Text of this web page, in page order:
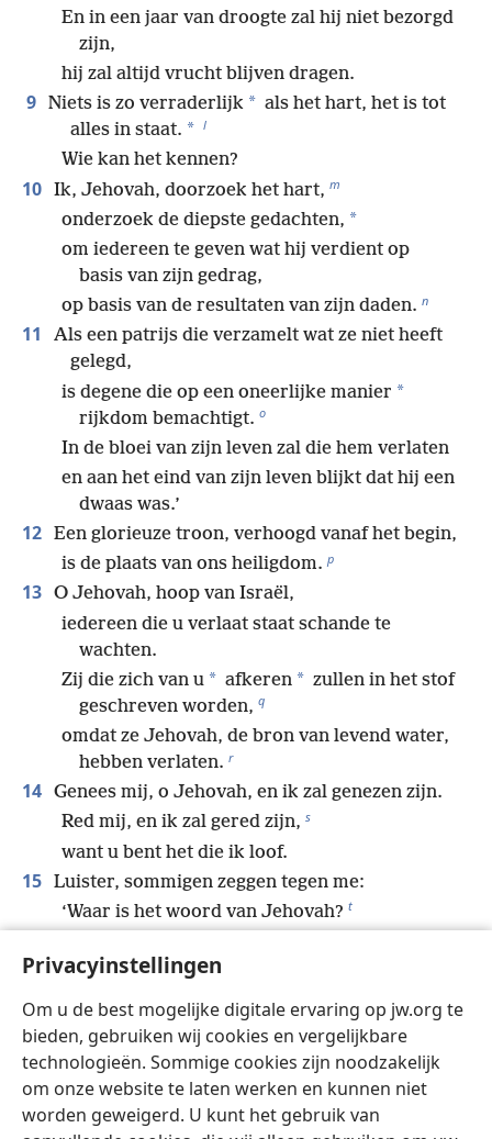
Privacyinstellingen
Om u de best mogelijke digitale ervaring op jw.org te
bieden, gebruiken wij cookies en vergelijkbare
technologieën. Sommige cookies zijn noodzakelijk
om onze website te laten werken en kunnen niet
worden geweigerd. U kunt het gebruik van
En in een jaar van droogte zal hij niet bezorgd
zijn,
hij zal altijd vrucht blijven dragen.
9 Niets is zo verraderlijk * als het hart, het is tot
alles in staat. * l
Wie kan het kennen?
10 Ik, Jehovah, doorzoek het hart, m
onderzoek de diepste gedachten, *
om iedereen te geven wat hij verdient op
basis van zijn gedrag,
op basis van de resultaten van zijn daden. n
11
Als een patrijs die verzamelt wat ze niet heeft
gelegd,
is degene die op een oneerlijke manier *
rijkdom bemachtigt. o
In de bloei van zijn leven zal die hem verlaten
en aan het eind van zijn leven blijkt dat hij een
dwaas was.’
12 Een glorieuze troon, verhoogd vanaf het begin,
is de plaats van ons heiligdom. p
13 O Jehovah, hoop van Israël,
iedereen die u verlaat staat schande te
wachten.
Zij die zich van u * afkeren * zullen in het stof
geschreven worden, q
omdat ze Jehovah, de bron van levend water,
hebben verlaten. r
14 Genees mij, o Jehovah, en ik zal genezen zijn.
Red mij, en ik zal gered zijn, s
want u bent het die ik loof.
15 Luister, sommigen zeggen tegen me:
‘Waar is het woord van Jehovah? t
16 Maar ik, ik ben er niet voor weggelopen u als
herder te volgen
en ik verlangde niet naar de dag van ellende.
U bent goed bekend met alles wat over mijn
lippen is gekomen,
want het is allemaal in uw aanwezigheid